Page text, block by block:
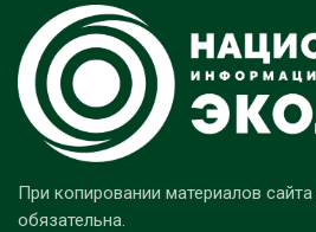
При копировании материалов
обязательна.